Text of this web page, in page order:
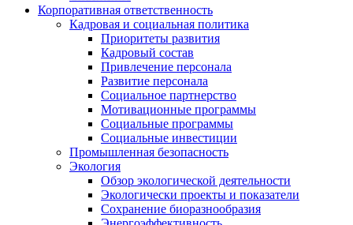
Корпоративная ответственность
Кадровая и социальная политика
Приоритеты развития
Кадровый состав
Привлечение персонала
Развитие персонала
Социальное партнерство
Мотивационные программы
Социальные программы
Социальные инвестиции
Промышленная безопасность
Экология
Обзор экологической деятельности
Экологически проекты и показатели
Сохранение биоразнообразия